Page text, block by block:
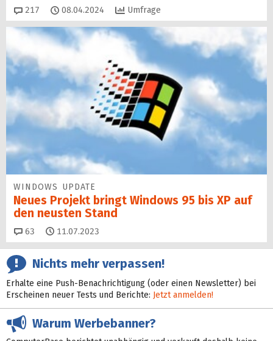
217 Kommentare
08.04.2024 Umfrage
WINDOWS UPDATE
Neues Projekt bringt Windows 95 bis XP auf
den neusten Stand
63 Kommentare
11.07.2023
Nichts mehr verpassen!
Erhalte eine Push-Benachrichtigung (oder einen Newsletter) bei
Erscheinen neuer Tests und Berichte: Jetzt anmelden!
Warum Werbebanner?